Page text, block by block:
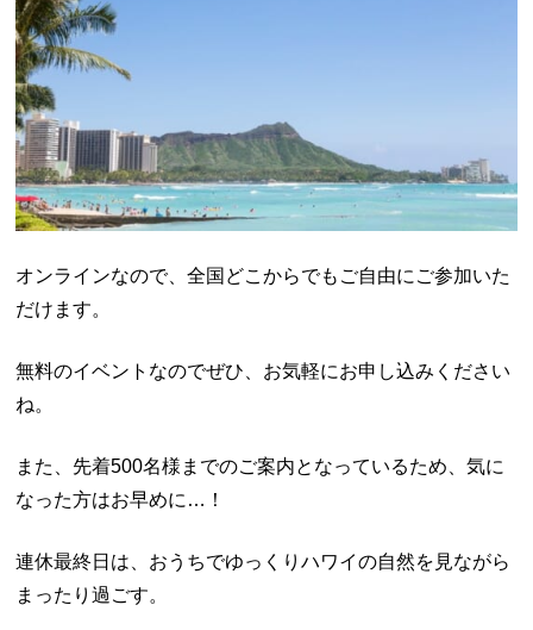
オンラインなので、全国どこからでもご自由にご参加いた
だけます。
無料のイベントなのでぜひ、お気軽にお申し込みください
ね。
また、先着500名様までのご案内となっているため、気に
なった方はお早めに…！
連休最終日は、おうちでゆっくりハワイの自然を見ながら
まったり過ごす。